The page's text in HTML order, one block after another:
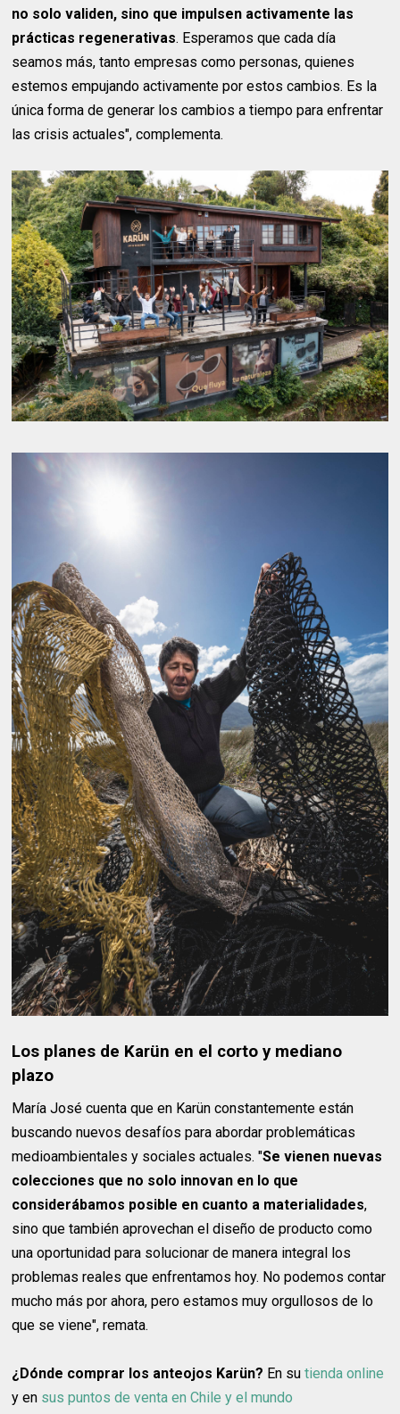
no solo validen, sino que impulsen activamente las
prácticas regenerativas. Esperamos que cada día
seamos más, tanto empresas como personas, quienes
estemos empujando activamente por estos cambios. Es la
única forma de generar los cambios a tiempo para enfrentar
las crisis actuales", complementa.
Los planes de Karün en el corto y mediano
plazo
María José cuenta que en Karün constantemente están
buscando nuevos desafíos para abordar problemáticas
medioambientales y sociales actuales. "Se vienen nuevas
colecciones que no solo innovan en lo que
considerábamos posible en cuanto a materialidades,
sino que también aprovechan el diseño de producto como
una oportunidad para solucionar de manera integral los
problemas reales que enfrentamos hoy. No podemos contar
mucho más por ahora, pero estamos muy orgullosos de lo
que se viene", remata.
¿Dónde comprar los anteojos Karün? En sutienda online
y en sus puntos de venta en Chile y el mundo